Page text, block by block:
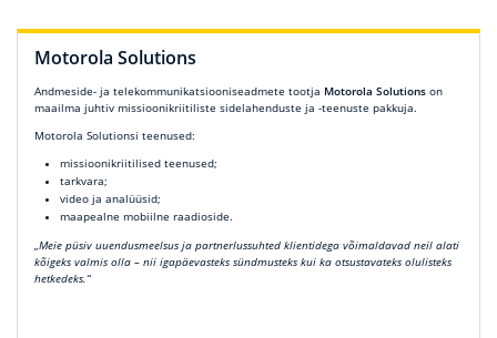
Motorola Solutions
Andmeside- ja telekommunikatsiooniseadmete tootja Motorola Solutions on
maailma juhtiv missioonikriitiliste sidelahenduste ja -teenuste pakkuja.
Motorola Solutionsi teenused:
missioonikriitilised teenused;
tarkvara;
video ja analüüsid;
maapealne mobiilne raadioside.
„Meie püsiv uuendusmeelsus ja partnerlussuhted klientidega võimaldavad neil alati
kõigeks valmis olla – nii igapäevasteks sündmusteks kui ka otsustavateks olulisteks
hetkedeks.“